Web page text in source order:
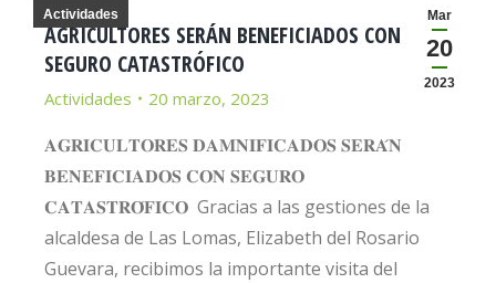
Mar
20
2023
Actividades
AGRICULTORES SERÁN BENEFICIADOS CON
SEGURO CATASTRÓFICO
Actividades 20 marzo, 2023
𝐀𝐆𝐑𝐈𝐂𝐔𝐋𝐓𝐎𝐑𝐄𝐒 𝐃𝐀𝐌𝐍𝐈𝐅𝐈𝐂𝐀𝐃𝐎𝐒 𝐒𝐄𝐑𝐀́𝐍
𝐁𝐄𝐍𝐄𝐅𝐈𝐂𝐈𝐀𝐃𝐎𝐒 𝐂𝐎𝐍 𝐒𝐄𝐆𝐔𝐑𝐎
𝐂𝐀𝐓𝐀𝐒𝐓𝐑𝐎́𝐅𝐈𝐂𝐎 Gracias a las gestiones de la
alcaldesa de Las Lomas, Elizabeth del Rosario
Guevara, recibimos la importante visita del